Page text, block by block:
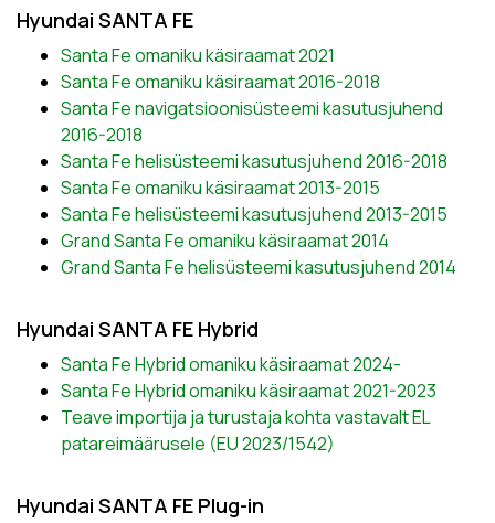
Hyundai SANTA FE
Santa Fe omaniku käsiraamat 2021
Santa Fe omaniku käsiraamat 2016-2018
Santa Fe navigatsioonisüsteemi kasutusjuhend
2016-2018
Santa Fe helisüsteemi kasutusjuhend 2016-2018
Santa Fe omaniku käsiraamat 2013-2015
Santa Fe helisüsteemi kasutusjuhend 2013-2015
Grand Santa Fe omaniku käsiraamat 2014
Grand Santa Fe helisüsteemi kasutusjuhend 2014
Hyundai SANTA FE Hybrid
Santa Fe Hybrid omaniku käsiraamat 2024-
Santa Fe Hybrid omaniku käsiraamat 2021-2023
Teave importija ja turustaja kohta vastavalt EL
patareimäärusele (EU 2023/1542)
Hyundai SANTA FE Plug-in